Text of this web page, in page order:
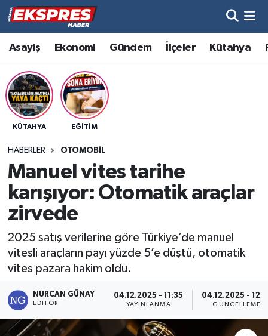
Asayiş Ekonomi Gündem İlçeler Kütahya
KÜTAHYA EĞITIM
HABERLER OTOMOBIL
Manuel vites tarihe
karışıyor: Otomatik araçlar
zirvede
2025 satış verilerine göre Türkiye’de manuel
vitesli araçların payı yüzde 5’e düştü, otomatik
vites pazara hakim oldu.
NURCAN GÜNAY
EDITÖR
04.12.2025 - 11:35
YAYINLANMA
04.12.2025 -
GÜNCELLEME
Altıntaş
Asayiş
Aslanapa
Bölge
Çavdarhisar
Dumlupınar
Dünya
Eğitim
Hava Durumu
Trafik Durumu
Süper Lig Puan Durumu ve Fikstür
Son Dakika Haberleri
Haber Arşivi